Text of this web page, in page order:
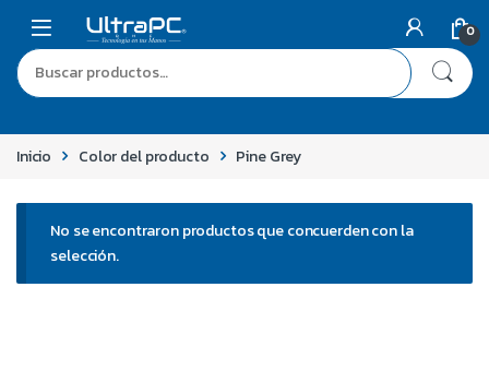
0
Inicio Color del producto Pine Grey
No se encontraron productos que concuerden con la
selección.